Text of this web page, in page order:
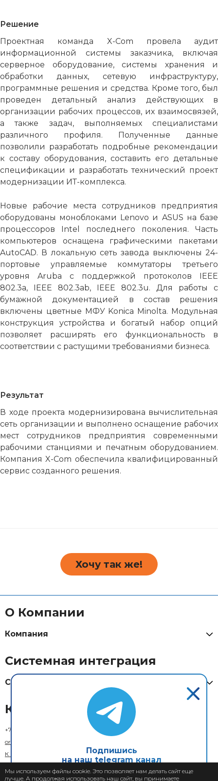
Решение
Проектная команда X-Com провела аудит
информационной системы заказчика, включая
серверное оборудование, системы хранения и
обработки данных, сетевую инфраструктуру,
программные решения и средства. Кроме того, был
проведен детальный анализ действующих в
организации рабочих процессов, их взаимосвязей,
а также задач, выполняемых специалистами
различного профиля. Полученные данные
позволили разработать подробные рекомендации
к составу оборудования, составить его детальные
спецификации и разработать технический проект
модернизации ИТ-комплекса.
Новые рабочие места сотрудников предприятия
оборудованы моноблоками Lenovo и ASUS на базе
процессоров Intel последнего поколения. Часть
компьютеров оснащена графическими пакетами
AutoCAD. В локальную сеть завода выключены 24-
портовые управляемые коммутаторы третьего
уровня Aruba с поддержкой протоколов IEEE
802.3a, IEEE 802.3ab, IEEE 802.3u. Для работы с
бумажной документацией в состав решения
включены цветные МФУ Konica Minolta. Модульная
конструкция устройства и богатый набор опций
позволяет расширять его функциональность в
соответствии с растущими требованиями бизнеса.
Результат
В ходе проекта модернизирована вычислительная
сеть организации и выполнено оснащение рабочих
мест сотрудников предприятия современными
рабочими станциями и печатным оборудованием.
Компания X-Com обеспечила квалифицированный
сервис созданного решения.
Хочу так же!
О Компании
Компания
Системная интеграция
Системная интеграция
Контакты
+7 (800) 333-73-29
order@xcom.ru
К кому обратиться
Подпишись
на наш telegram канал
Мы используем файлы cookie. Это позволяет нам делать сайт еще
лучше. А продолжая использовать наш сайт, вы принимаете